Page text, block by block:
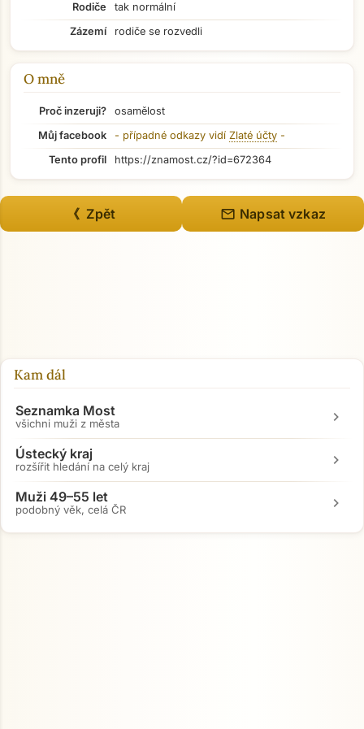
Přejít na hlavní obsah
Rodiče
tak normální
Zázemí
rodiče se rozvedli
O mně
Proč inzeruji?
osamělost
Můj facebook
- případné odkazy vidí Zlaté účty -
Tento profil
https://znamost.cz/?id=672364
《 Zpět mail Napsat vzkaz
Kam dál
Seznamka Most
všichni muži z města chevron_right
Ústecký kraj
rozšířit hledání na celý kraj chevron_right
Muži 49–55 let
podobný věk, celá ČR chevron_right